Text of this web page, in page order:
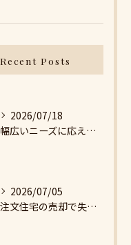
Recent Posts
2026/07/18
幅広いニーズに応える不動産売却の現実と対策
2026/07/05
注文住宅の売却で失敗しないための詳細ガイド